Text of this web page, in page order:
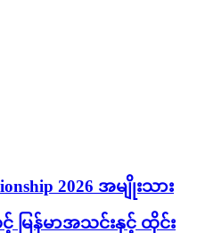
2026 အမျိုးသား
မြန်မာအသင်းနှင့် ထိုင်း